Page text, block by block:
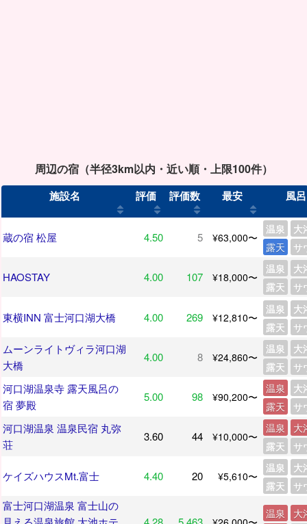
周辺の宿（半径3km以内・近い順・上限100件）
施設名 評価 評価数 最安 風呂
蔵の宿 松屋 4.50 5 ¥63,000〜
温泉
大
露天
サ
HAOSTAY 4.00 107 ¥18,000〜
温泉
大
露天
サ
東横INN 富士河口湖大橋 4.00 269 ¥12,810〜
温泉
大
露天
サ
ムーンライトヴィラ河口湖
大橋
4.00 8 ¥24,860〜
温泉
大
露天
サ
河口湖温泉寺 露天風呂の
宿 夢殿
5.00 98 ¥90,200〜
温泉
大
露天
サ
河口湖温泉 温泉民宿 丸弥
荘
3.60 44 ¥10,000〜
温泉
大
露天
サ
ケイズハウスMt.富士 4.40 20 ¥5,610〜
温泉
大
露天
サ
富士河口湖温泉 富士山の
温泉 大